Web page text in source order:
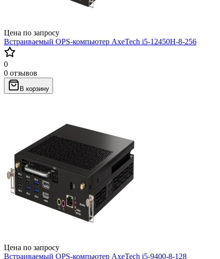
Цена по запросу
Встраиваемый OPS-компьютер AxeTech i5-12450H-8-256
0
0 отзывов
В корзину
Цена по запросу
Встраиваемый OPS-компьютер AxeTech i5-9400-8-128